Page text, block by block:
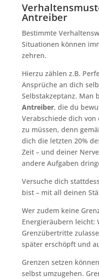
Antreiber
Bestimmte
Situationen können
zehren.
Hierzu zählen z.B.
Ansprüche an dich
Selbstakzeptanz. Man
Antreiber, die du
Verabschiede dich
zu müssen, denn
dich die letzten 20%
Zeit – und deiner
andere Aufgaben
Versuche dich
bist – mit all deinen
Wer zudem keine
Energieräubern leicht:
Grenzübertritte
später erschöpft und
Grenzen setzen
selbst umzugehen.